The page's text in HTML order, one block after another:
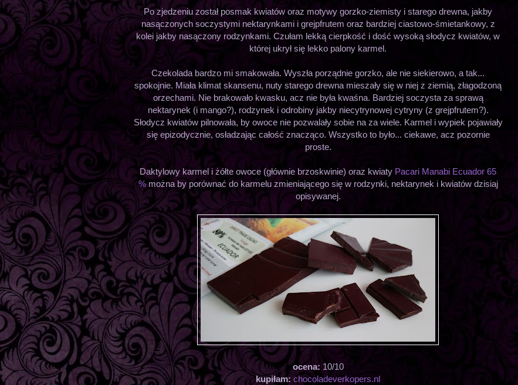
Po zjedzeniu został posmak kwiatów oraz motywy gorzko-ziemisty i starego drewna, jakby
nasączonych soczystymi nektarynkami i grejpfrutem oraz bardziej ciastowo-śmietankowy, z
kolei jakby nasączony rodzynkami. Czułam lekką cierpkość i dość wysoką słodycz kwiatów, w
której ukrył się lekko palony karmel.
Czekolada bardzo mi smakowała. Wyszła porządnie gorzko, ale nie siekierowo, a tak...
spokojnie. Miała klimat skansenu, nuty starego drewna mieszały się w niej z ziemią, złagodzoną
orzechami. Nie brakowało kwasku, acz nie była kwaśna. Bardziej soczysta za sprawą
nektarynek (i mango?), rodzynek i odrobiny jakby niecytrynowej cytryny (z grejpfrutem?).
Słodycz kwiatów pilnowała, by owoce nie pozwalały sobie na za wiele. Karmel i wypiek pojawiały
się epizodycznie, osładzając całość znacząco. Wszystko to było... ciekawe, acz pozornie
proste.
Daktylowy karmel i żółte owoce (głównie brzoskwinie) oraz kwiaty Pacari Manabi Ecuador 65
%można by porównać do karmelu zmieniającego się w rodzynki, nektarynek i kwiatów dzisiaj
opisywanej.
ocena: 10/10
kupiłam: chocoladeverkopers.nl